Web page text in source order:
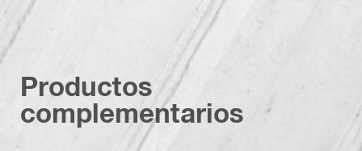
Productos
complementarios